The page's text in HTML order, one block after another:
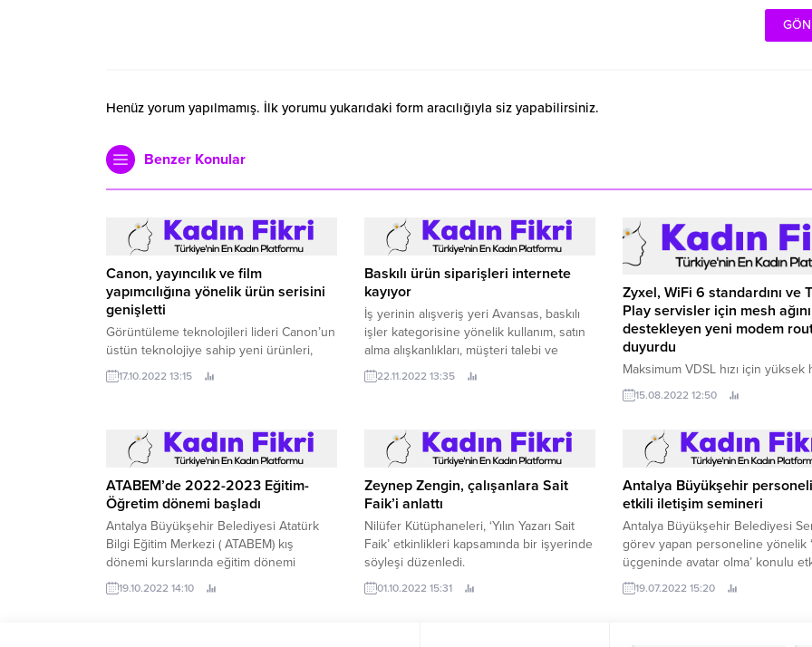
Henüz yorum yapılmamış. İlk yorumu yukarıdaki form aracılığıyla siz yapabilirsiniz.
Benzer Konular
Canon, yayıncılık ve film
yapımcılığına yönelik ürün serisini
genişletti
Görüntüleme teknolojileri lideri Canon’un
üstün teknolojiye sahip yeni ürünleri,
yayıncılar ve film yapımcılarının hayatını
kolaylaştırıyor.
17.10.2022 13:15
Baskılı ürün siparişleri internete
kayıyor
İş yerinin alışveriş yeri Avansas, baskılı
işler kategorisine yönelik kullanım, satın
alma alışkanlıkları, müşteri talebi ve
beklentilerini araştırdı.
22.11.2022 13:35
Zyxel, WiFi 6 standardını ve
Play servisler için mesh ağını
destekleyen yeni modem
duyurdu
Maksimum VDSL hızı için yüksek
internet ve çoklu veri akış erişimi IP
üzerinden ses ve internet için
(Üçlü Oynatma) servislerine
ADSL yedeği ile VDSL Denetleme
35b) Köprü ve router modu özelliği
15.08.2022 12:50
ATABEM’de 2022-2023 Eğitim-
Öğretim dönemi başladı
Antalya Büyükşehir Belediyesi Atatürk
Bilgi Eğitim Merkezi ( ATABEM) kış
dönemi kurslarında eğitim dönemi
başladı.
19.10.2022 14:10
Zeynep Zengin, çalışanlara Sait
Faik’i anlattı
Nilüfer Kütüphaneleri, ‘Yılın Yazarı Sait
Faik’ etkinlikleri kapsamında bir işyerinde
söyleşi düzenledi.
01.10.2022 15:31
Antalya Büyükşehir
etkili iletişim semineri
Antalya Büyükşehir Belediyesi
görev yapan personeline yönelik
üçgeninde avatar olma’ konulu
iletişim semineri düzenledi.
19.07.2022 15:20